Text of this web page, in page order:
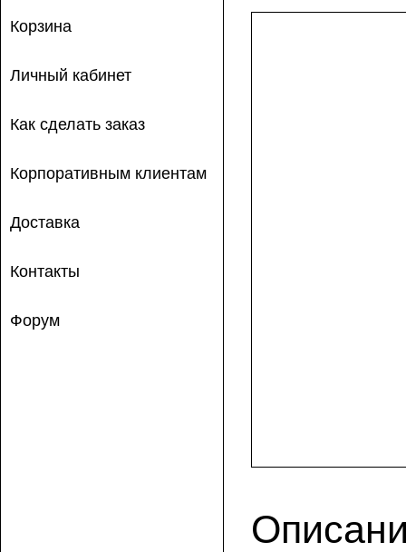
Корзина
Личный кабинет
Как сделать заказ
Корпоративным клиентам
Доставка
Контакты
Форум